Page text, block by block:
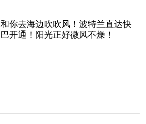
和你去海边吹吹风！波特兰直达快
巴开通！阳光正好微风不燥！